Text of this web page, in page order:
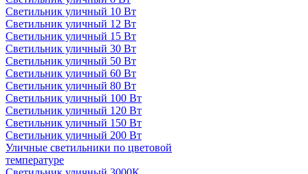
Светильник уличный 10 Вт
Светильник уличный 12 Вт
Светильник уличный 15 Вт
Светильник уличный 30 Вт
Светильник уличный 50 Вт
Светильник уличный 60 Вт
Светильник уличный 80 Вт
Светильник уличный 100 Вт
Светильник уличный 120 Вт
Светильник уличный 150 Вт
Светильник уличный 200 Вт
Уличные светильники по цветовой
температуре